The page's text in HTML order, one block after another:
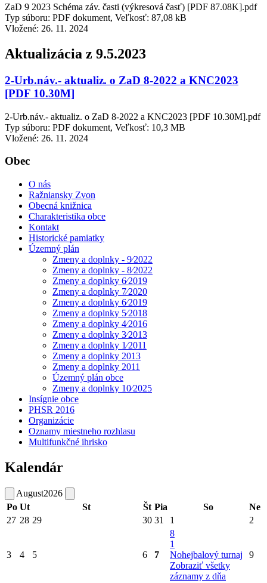
ZaD 9 2023 Schéma záv. časti (výkresová časť) [PDF 87.08K].pdf
Typ súboru: PDF dokument, Veľkosť: 87,08 kB
Vložené: 26. 11. 2024
Aktualizácia z 9.5.2023
2-Urb.náv.- aktualiz. o ZaD 8-2022 a KNC2023
[PDF 10.30M]
2-Urb.náv.- aktualiz. o ZaD 8-2022 a KNC2023 [PDF 10.30M].pdf
Typ súboru: PDF dokument, Veľkosť: 10,3 MB
Vložené: 26. 11. 2024
Obec
O nás
Ražniansky Zvon
Obecná knižnica
Charakteristika obce
Kontakt
Historické pamiatky
Územný plán
Zmeny a doplnky - 9⁄2022
Zmeny a doplnky - 8⁄2022
Zmeny a doplnky 6⁄2019
Zmeny a doplnky 7⁄2020
Zmeny a doplnky 6⁄2019
Zmeny a doplnky 5⁄2018
Zmeny a doplnky 4⁄2016
Zmeny a doplnky 3⁄2013
Zmeny a doplnky 1⁄2011
Zmeny a doplnky 2013
Zmeny a doplnky 2011
Územný plán obce
Zmeny a doplnky 10⁄2025
Insígnie obce
PHSR 2016
Organizácie
Oznamy miestneho rozhlasu
Multifunkčné ihrisko
Kalendár
August2026
Po Ut St Št Pia So
Ne
27 28 29 30 31 1 2
3 4 5 6 7
8
1
Nohejbalový turnaj
Zobraziť všetky
záznamy z dňa
9